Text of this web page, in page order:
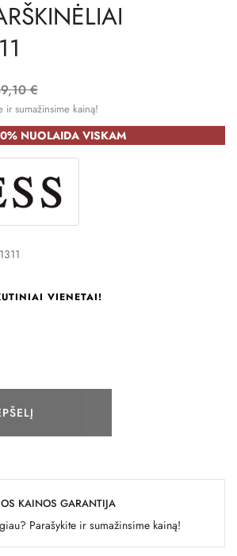
€
ir sumažinsime kainą!
NUOLAIDA VISKAM
VIENETAI!
KAINOS GARANTIJA
Parašykite ir sumažinsime kainą!